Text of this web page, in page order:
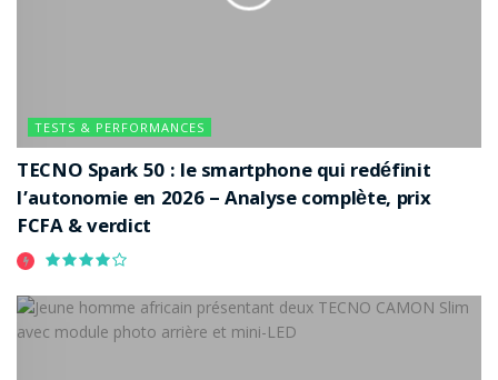
TESTS & PERFORMANCES
TECNO Spark 50 : le smartphone qui redéfinit
l’autonomie en 2026 – Analyse complète, prix
FCFA & verdict